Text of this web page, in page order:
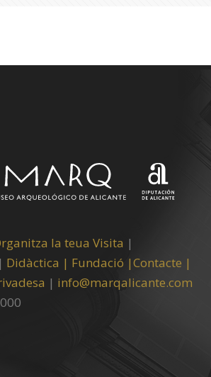
la teua Visita |
| Didàctica | Fundació |Contacte |
| info@marqalicante.com